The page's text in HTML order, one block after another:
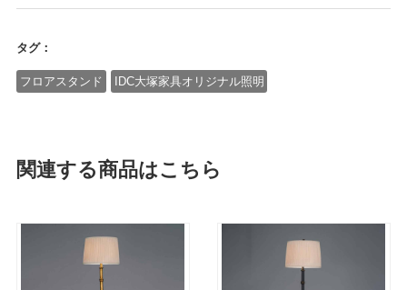
タグ：
フロアスタンド IDC大塚家具オリジナル照明
関連する商品はこちら